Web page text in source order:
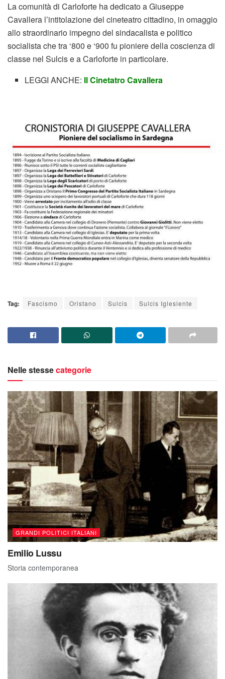
La comunità di Carloforte ha dedicato a Giuseppe
Cavallera l’intitolazione del cineteatro cittadino, in omaggio
allo straordinario impegno del sindacalista e politico
socialista che tra ‘800 e ‘900 fu pioniere della coscienza di
classe nel Sulcis e a Carloforte in particolare.
LEGGI ANCHE: Il Cinetatro Cavallera
Tag: Fascismo Oristano Sulcis Sulcis Iglesiente
Nelle stessecategorie
GRANDI POLITICI ITALIANI
Emilio Lussu
Storia contemporanea